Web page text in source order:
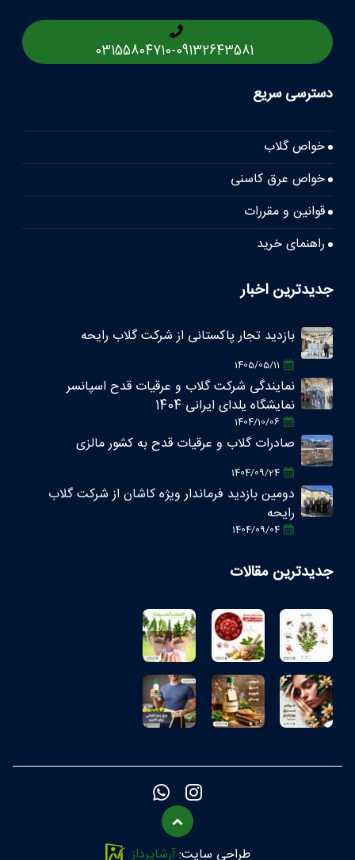
03155804710-09132643581
دسترسی سریع
خواص گلاب
خواص عرق کاسنی
قوانین و مقررات
راهنمای خرید
جدیدترین اخبار
بازدید تجار پاکستانی از شرکت گلاب رایحه
1405/05/11
نمایندگی شرکت گلاب و عرقیات قدح اسپانسر
نمایشگاه یلدای ایرانی 1404
1404/10/06
صادرات گلاب و عرقیات قدح به کشور مالزی
1404/09/24
دومین بازدید فرماندار ویژه کاشان از شرکت گلاب
رایحه
1404/09/04
جدیدترین مقالات
طراحی سایت:آرشاپرداز